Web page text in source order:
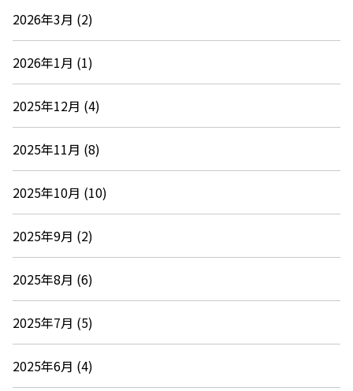
2026年3月 (2)
2026年1月 (1)
2025年12月 (4)
2025年11月 (8)
2025年10月 (10)
2025年9月 (2)
2025年8月 (6)
2025年7月 (5)
2025年6月 (4)